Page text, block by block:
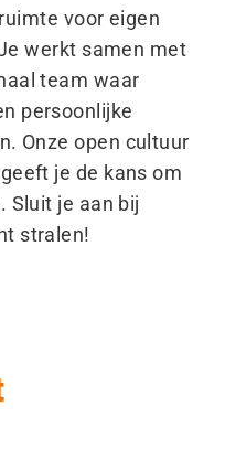
voor eigen
werkt samen met
team waar
persoonlijke
Onze open cultuur
je de kans om
Sluit je aan bij
stralen!